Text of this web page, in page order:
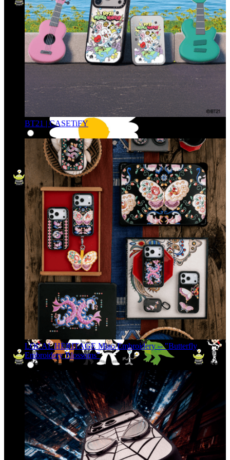
BT21 | CASETiFY
LOCAL HERITAGE Miao Embroidery -- "Butterfly
Embroidery Blossoms"